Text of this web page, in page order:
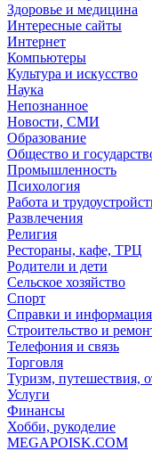
Здоровье и медицина
Интересные сайты
Интернет
Компьютеры
Культура и искусство
Наука
Непознанное
Новости, СМИ
Образование
Общество и
Промышленность
Психология
Работа и
Развлечения
Религия
Рестораны, кафе, ТРЦ
Родители и дети
Сельское хозяйство
Спорт
Справки и информация
Строительство и
Телефония и связь
Торговля
Туризм, путешествия,
Услуги
Финансы
Хобби, рукоделие
MEGAPOISK.COM